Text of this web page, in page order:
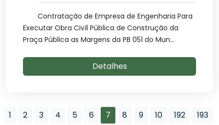
Contratação de Empresa de Engenharia Para
Executar Obra Civíl Pública de Construção da
Praça Pública as Margens da PB 051 do Mun...
Detalhes
1 2 3 4 5 6 7 8 9 10 192 193